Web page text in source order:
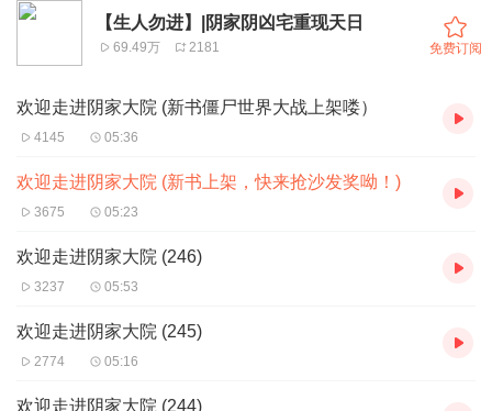
【生人勿进】|阴家阴凶宅重现天日
69.49万 2181 免费订阅
欢迎走进阴家大院 (新书僵尸世界大战上架喽）
4145 05:36
欢迎走进阴家大院 (新书上架，快来抢沙发奖呦！)
3675 05:23
欢迎走进阴家大院 (246)
3237 05:53
欢迎走进阴家大院 (245)
2774 05:16
欢迎走进阴家大院 (244)